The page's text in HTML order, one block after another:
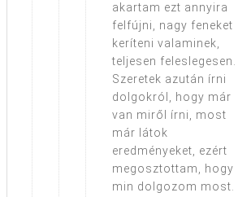
akartam ezt annyira
felfújni, nagy feneket
keríteni valaminek,
teljesen feleslegesen.
Szeretek azután írni
dolgokról, hogy már
van miről írni, most
már látok
eredményeket, ezért
megosztottam, hogy
min dolgozom most.